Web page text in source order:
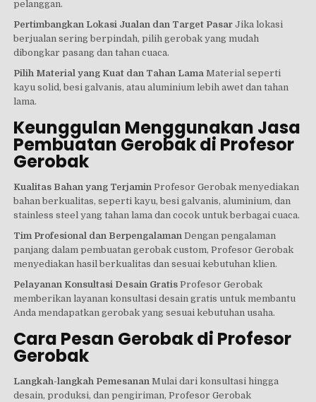
pelanggan.
Pertimbangkan Lokasi Jualan dan Target Pasar Jika lokasi
berjualan sering berpindah, pilih gerobak yang mudah
dibongkar pasang dan tahan cuaca.
Pilih Material yang Kuat dan Tahan Lama Material seperti
kayu solid, besi galvanis, atau aluminium lebih awet dan tahan
lama.
Keunggulan Menggunakan Jasa
Pembuatan Gerobak di Profesor
Gerobak
Kualitas Bahan yang Terjamin Profesor Gerobak menyediakan
bahan berkualitas, seperti kayu, besi galvanis, aluminium, dan
stainless steel yang tahan lama dan cocok untuk berbagai cuaca.
Tim Profesional dan Berpengalaman Dengan pengalaman
panjang dalam pembuatan gerobak custom, Profesor Gerobak
menyediakan hasil berkualitas dan sesuai kebutuhan klien.
Pelayanan Konsultasi Desain Gratis Profesor Gerobak
memberikan layanan konsultasi desain gratis untuk membantu
Anda mendapatkan gerobak yang sesuai kebutuhan usaha.
Cara Pesan Gerobak di Profesor
Gerobak
Langkah-langkah Pemesanan Mulai dari konsultasi hingga
desain, produksi, dan pengiriman, Profesor Gerobak